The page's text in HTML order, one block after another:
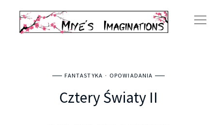
FANTASTYKA OPOWIADANIA
Cztery Światy II